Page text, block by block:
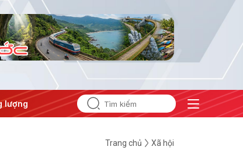
#Bảo vệ nền tảng tư tưởng của Đảng
Trang chủ Xã hội